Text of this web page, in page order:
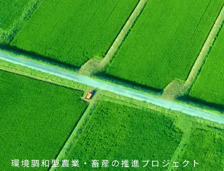
環境調和型農業・畜産の推進プロジェクト